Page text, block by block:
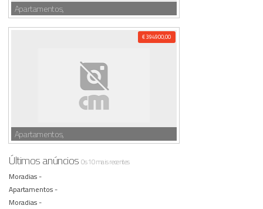
Apartamentos,
€ 394900,00
Apartamentos,
Últimos anúnciosOs 10 mais recentes
Moradias -
Apartamentos -
Moradias -